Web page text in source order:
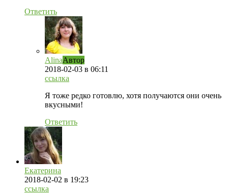
Ответить
AlinaАвтор
2018-02-03 в 06:11
ссылка
Я тоже редко готовлю, хотя получаются они очень
вкусными!
Ответить
Екатерина
2018-02-02 в 19:23
ссылка